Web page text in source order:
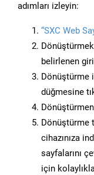
adımları izleyin:
“SXC Web
Dönüştürmek
belirlenen
Dönüştürme
düğmesine
Dönüştürme
cihazınıza
sayfalarını
için